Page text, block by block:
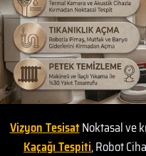
Vizyon TesisatNoktasal ve
Kaçağı Tespiti, Robot